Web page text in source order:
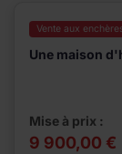
Vente aux
Une maison
Mise à prix :
9 900,00 €